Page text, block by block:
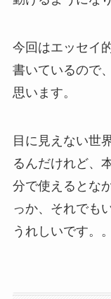
今回はエッセイ
書いているので
思います。
目に見えない世
るんだけれど、
分で使えるとな
っか、それでも
うれしいです。。